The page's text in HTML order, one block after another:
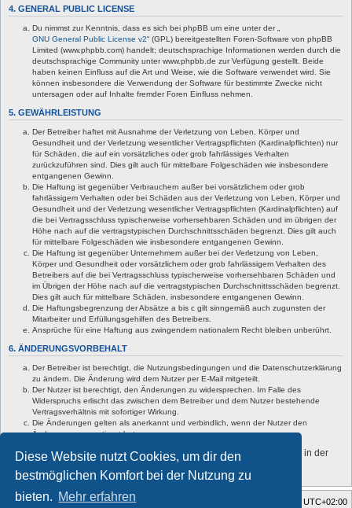
Diese Website nutzt Cookies, um dir den
bestmöglichen Komfort bei der Nutzung zu
bieten. Mehr erfahren
4. GENERAL PUBLIC LICENSE
Du nimmst zur Kenntnis, dass es sich bei phpBB um eine unter der „
GNU General Public License v2“ (GPL) bereitgestellten Foren-Software von phpBB
Limited (www.phpbb.com) handelt; deutschsprachige Informationen werden durch die
deutschsprachige Community unter www.phpbb.de zur Verfügung gestellt. Beide
haben keinen Einfluss auf die Art und Weise, wie die Software verwendet wird. Sie
können insbesondere die Verwendung der Software für bestimmte Zwecke nicht
untersagen oder auf Inhalte fremder Foren Einfluss nehmen.
5. GEWÄHRLEISTUNG
Der Betreiber haftet mit Ausnahme der Verletzung von Leben, Körper und
Gesundheit und der Verletzung wesentlicher Vertragspflichten (Kardinalpflichten) nur
für Schäden, die auf ein vorsätzliches oder grob fahrlässiges Verhalten
zurückzuführen sind. Dies gilt auch für mittelbare Folgeschäden wie insbesondere
entgangenen Gewinn.
Die Haftung ist gegenüber Verbrauchern außer bei vorsätzlichem oder grob
fahrlässigem Verhalten oder bei Schäden aus der Verletzung von Leben, Körper und
Gesundheit und der Verletzung wesentlicher Vertragspflichten (Kardinalpflichten) auf
die bei Vertragsschluss typischerweise vorhersehbaren Schäden und im übrigen der
Höhe nach auf die vertragstypischen Durchschnittsschäden begrenzt. Dies gilt auch
für mittelbare Folgeschäden wie insbesondere entgangenen Gewinn.
Die Haftung ist gegenüber Unternehmern außer bei der Verletzung von Leben,
Körper und Gesundheit oder vorsätzlichem oder grob fahrlässigem Verhalten des
Betreibers auf die bei Vertragsschluss typischerweise vorhersehbaren Schäden und
im Übrigen der Höhe nach auf die vertragstypischen Durchschnittsschäden begrenzt.
Dies gilt auch für mittelbare Schäden, insbesondere entgangenen Gewinn.
Die Haftungsbegrenzung der Absätze a bis c gilt sinngemäß auch zugunsten der
Mitarbeiter und Erfüllungsgehilfen des Betreibers.
Ansprüche für eine Haftung aus zwingendem nationalem Recht bleiben unberührt.
6. ÄNDERUNGSVORBEHALT
Der Betreiber ist berechtigt, die Nutzungsbedingungen und die Datenschutzerklärung
zu ändern. Die Änderung wird dem Nutzer per E-Mail mitgeteilt.
Der Nutzer ist berechtigt, den Änderungen zu widersprechen. Im Falle des
Widerspruchs erlischt das zwischen dem Betreiber und dem Nutzer bestehende
Vertragsverhältnis mit sofortiger Wirkung.
Die Änderungen gelten als anerkannt und verbindlich, wenn der Nutzer den
Änderungen zugestimmt hat.
Informationen über den Umgang mit deinen persönlichen Daten sind in der
Foren-Übersicht UTC+02:00